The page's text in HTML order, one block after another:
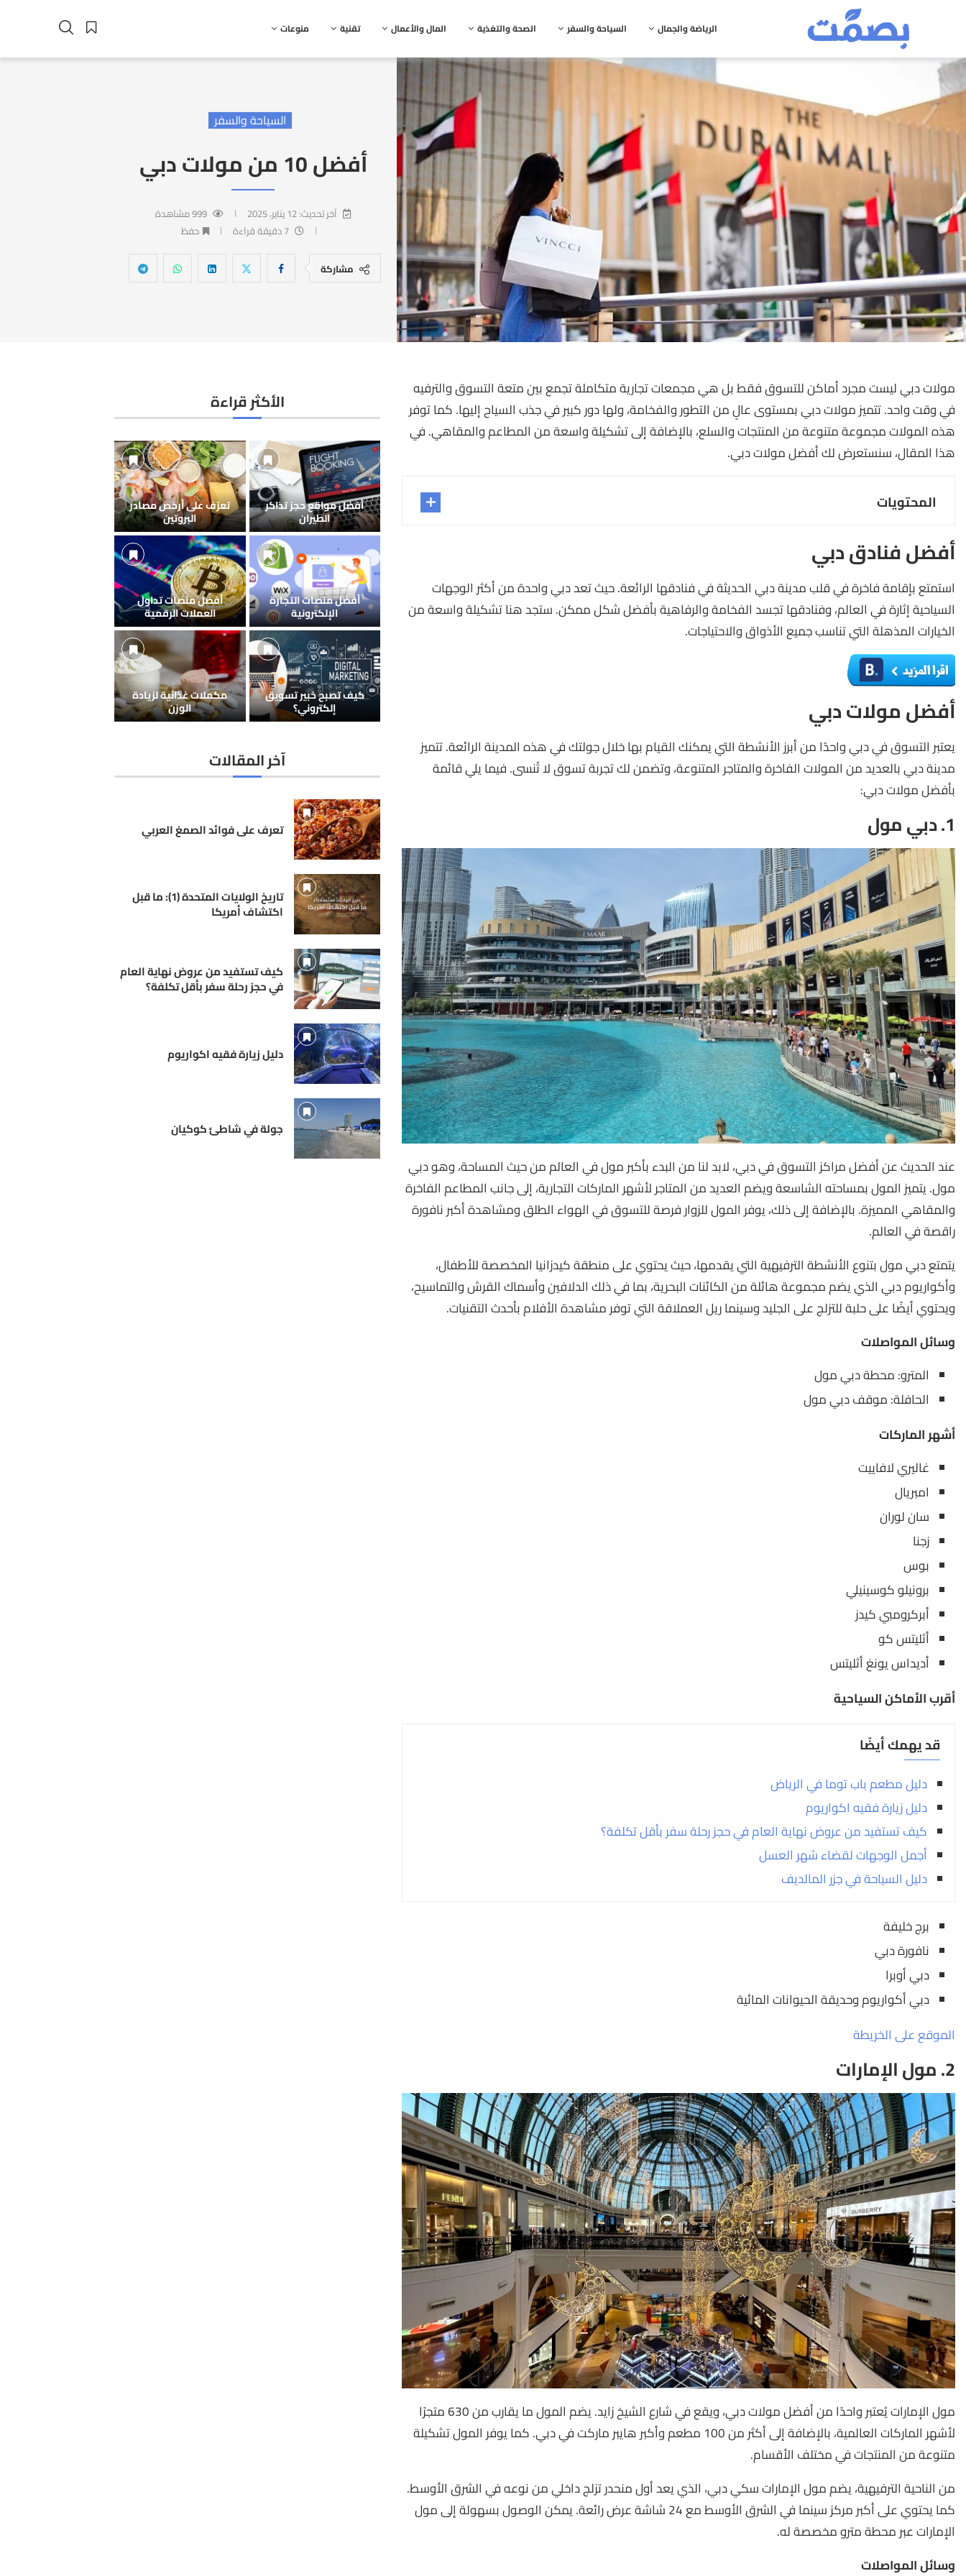
الرياضة والجمال السياحة والسفر الصحة والتغذية المال والأعمال تقنية منوعات
السياحة والسفر
أفضل 10 من مولات دبي
آخر تحديث: 999مشاهدة
7 دقيقة قراءة
حفظ
مشاركة
مولات دبي ليست مجرد أماكن للتسوق فقط بل هي مجمعات تجارية متكاملة تجمع بين متعة التسوق والترفيه
في وقت واحد. تتميز مولات دبي بمستوى عالٍ من التطور والفخامة، ولها دور كبير في جذب السياح إليها. كما توفر
هذه المولات مجموعة متنوعة من المنتجات والسلع، بالإضافة إلى تشكيلة واسعة من المطاعم والمقاهي. في
هذا المقال، سنستعرض لك أفضل مولات دبي.
المحتويات
أفضل فنادق دبي
استمتع بإقامة فاخرة في قلب مدينة دبي الحديثة في فنادقها الرائعة. حيث تعد دبي واحدة من أكثر الوجهات
السياحية إثارة في العالم، وفنادقها تجسد الفخامة والرفاهية بأفضل شكل ممكن. ستجد هنا تشكيلة واسعة من
الخيارات المذهلة التي تناسب جميع الأذواق والاحتياجات.
أفضل مولات دبي
يعتبر التسوق في دبي واحدًا من أبرز الأنشطة التي يمكنك القيام بها خلال جولتك في هذه المدينة الرائعة. تتميز
مدينة دبي بالعديد من المولات الفاخرة والمتاجر المتنوعة، وتضمن لك تجربة تسوق لا تُنسى. فيما يلي قائمة
بأفضل مولات دبي:
1. دبي مول
عند الحديث عن أفضل مراكز التسوق في دبي، لابد لنا من البدء بأكبر مول في العالم من حيث المساحة، وهو دبي
مول. يتميز المول بمساحته الشاسعة ويضم العديد من المتاجر لأشهر الماركات التجارية، إلى جانب المطاعم الفاخرة
والمقاهي المميزة. بالإضافة إلى ذلك، يوفر المول للزوار فرصة للتسوق في الهواء الطلق ومشاهدة أكبر نافورة
راقصة في العالم.
يتمتع دبي مول بتنوع الأنشطة الترفيهية التي يقدمها، حيث يحتوي على منطقة كيدزانيا المخصصة للأطفال،
وأكواريوم دبي الذي يضم مجموعة هائلة من الكائنات البحرية، بما في ذلك الدلافين وأسماك القرش والتماسيح،
ويحتوي أيضًا على حلبة للتزلج على الجليد وسينما ريل العملاقة التي توفر مشاهدة الأفلام بأحدث التقنيات.
وسائل المواصلات
المترو: محطة دبي مول
الحافلة: موقف دبي مول
أشهر الماركات
غاليري لافاييت
امبريال
سان لوران
زجنا
بوس
برونيلو كوسينيلي
أبركرومبي كيدز
أثليتس كو
أديداس يونغ أثليتس
أقرب الأماكن السياحية
قد يهمك أيضًا
دليل مطعم باب توما في الرياض
دليل زيارة فقيه اكواريوم
كيف تستفيد من عروض نهاية العام في حجز رحلة سفر بأقل تكلفة؟
أجمل الوجهات لقضاء شهر العسل
دليل السياحة في جزر المالديف
برج خليفة
نافورة دبي
دبي أوبرا
دبي أكواريوم وحديقة الحيوانات المائية
الموقع على الخريطة
2. مول الإمارات
مول الإمارات يُعتبر واحدًا من أفضل مولات دبي، ويقع في شارع الشيخ زايد. يضم المول ما يقارب من 630 متجرًا
لأشهر الماركات العالمية، بالإضافة إلى أكثر من 100 مطعم وأكبر هايبر ماركت في دبي. كما يوفر المول تشكيلة
متنوعة من المنتجات في مختلف الأقسام.
من الناحية الترفيهية، يضم مول الإمارات سكي دبي، الذي يعد أول منحدر تزلج داخلي من نوعه في الشرق الأوسط.
كما يحتوي على أكبر مركز سينما في الشرق الأوسط مع 24 شاشة عرض رائعة. يمكن الوصول بسهولة إلى مول
الإمارات عبر محطة مترو مخصصة له.
وسائل المواصلات
الأكثر قراءة
أفضل مواقع حجز تذاكر
الطيران
تعرّف على أرخص مصادر
البروتين
أفضل منصات التجارة
الإلكترونية
أفضل منصات تداول
العملات الرقمية
كيف تصبح خبير تسويق
إلكتروني؟
مكملات غذائية لزيادة
الوزن
آخر المقالات
تعرف على فوائد الصمغ العربي
تاريخ الولايات المتحدة (1): ما قبل
اكتشاف أمريكا
كيف تستفيد من عروض نهاية العام
في حجز رحلة سفر بأقل تكلفة؟
دليل زيارة فقيه اكواريوم
جولة في شاطئ كوكيان